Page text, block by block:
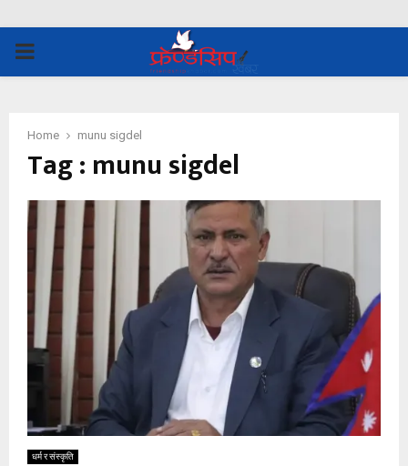
PRIMARY
Home munu sigdel
Tag : munu sigdel
धर्म र संस्कृति